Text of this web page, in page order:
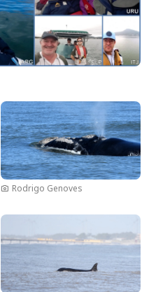
Imagen
Rodrigo Genoves
Imagen